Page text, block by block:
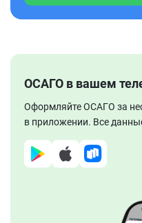
ОСАГО в вашем
Оформляйте ОСАГО за
в приложении. Все